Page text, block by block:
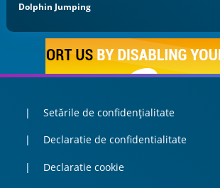
Dolphin Jumping
Setările de confidențialitate
Declaratie de confidentialitate
Declaratie cookie